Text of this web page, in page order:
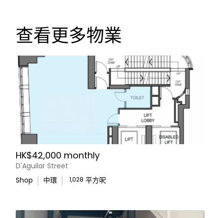
查看更多物業
HK$42,000 monthly
D'Aguilar Street
Shop
中環 1,028 平方呎